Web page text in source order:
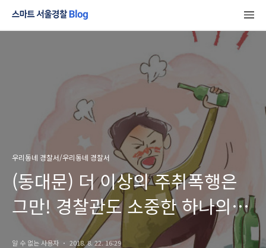
우리동네 경찰서/우리동네 경찰서
(동대문) 더 이상의 주취폭행은
그만! 경찰관도 소중한 하나의
시민입니다.
알 수 없는 사용자 2018. 8. 22. 16:29